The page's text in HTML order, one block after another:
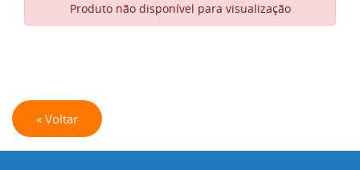
Produto não disponível para visualização
« Voltar